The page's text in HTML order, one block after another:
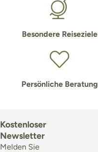
Besondere Reiseziele
Persönliche Beratung
Kostenloser
Newsletter
Melden Sie